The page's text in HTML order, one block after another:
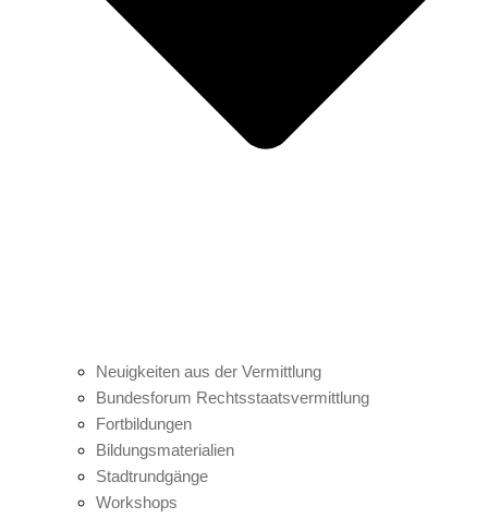
Neuigkeiten aus der Vermittlung
Bundesforum Rechtsstaatsvermittlung
Fortbildungen
Bildungsmaterialien
Stadtrundgänge
Workshops